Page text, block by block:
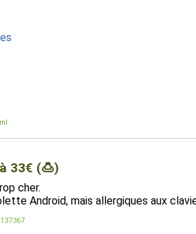
33€ (🍮)
cher.
Android, mais allergiques aux